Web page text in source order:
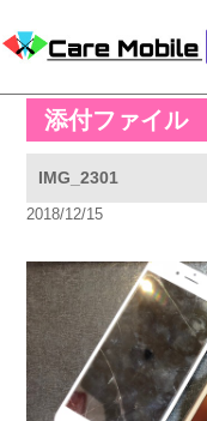
添付ファイル
IMG_2301
2018/12/15